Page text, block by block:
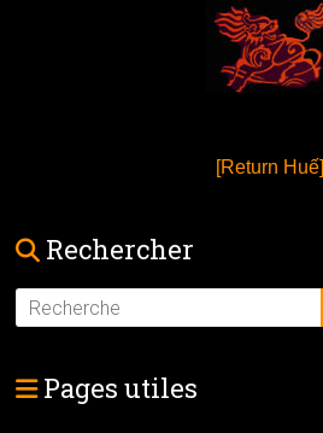
[Return Huế]
Rechercher
Pages utiles